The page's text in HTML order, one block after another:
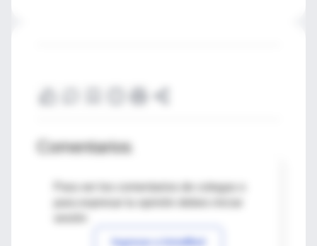
Comentarios
Para ver los comentarios de colegas o
Ingresar a IntraMed